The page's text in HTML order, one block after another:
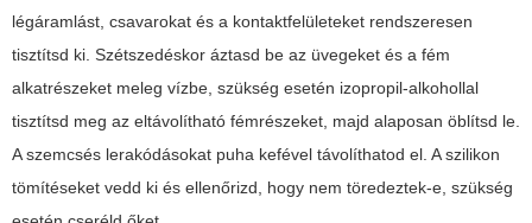
légáramlást, csavarokat és a kontaktfelületeket rendszeresen
tisztítsd ki. Szétszedéskor áztasd be az üvegeket és a fém
alkatrészeket meleg vízbe, szükség esetén izopropil-alkohollal
tisztítsd meg az eltávolítható fémrészeket, majd alaposan öblítsd le.
A szemcsés lerakódásokat puha kefével távolíthatod el. A szilikon
tömítéseket vedd ki és ellenőrizd, hogy nem töredeztek-e, szükség